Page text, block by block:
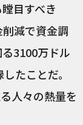
目すべき
減で資金調
3100万ドル
たことだ。
人々の熱量を